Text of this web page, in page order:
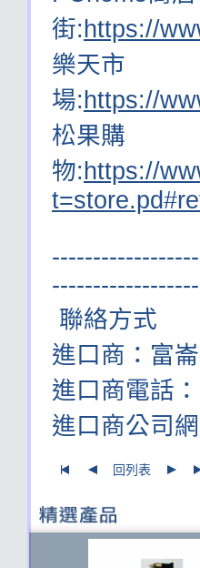
街: https://
樂天市
場: https://
松果購
物: https://
聯絡方式
進口商：富
進口商電話
進口商公司
回列表